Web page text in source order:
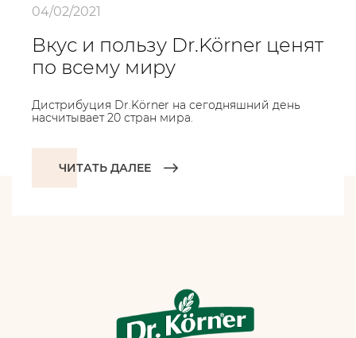
04/02/2021
Вкус и пользу Dr.Körner ценят
по всему миру
Дистрибуция Dr.Körner на сегодняшний день
насчитывает 20 стран мира.
ЧИТАТЬ ДАЛЕЕ